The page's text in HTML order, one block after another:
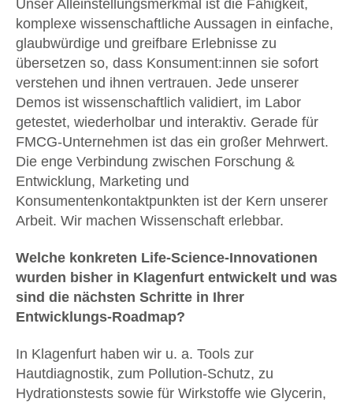
Unser Alleinstellungsmerkmal ist die Fähigkeit,
komplexe wissenschaftliche Aussagen in einfache,
glaubwürdige und greifbare Erlebnisse zu
übersetzen so, dass Konsument:innen sie sofort
verstehen und ihnen vertrauen. Jede unserer
Demos ist wissenschaftlich validiert, im Labor
getestet, wiederholbar und interaktiv. Gerade für
FMCG-Unternehmen ist das ein großer Mehrwert.
Die enge Verbindung zwischen Forschung &
Entwicklung, Marketing und
Konsumentenkontaktpunkten ist der Kern unserer
Arbeit. Wir machen Wissenschaft erlebbar.
Welche konkreten Life-Science-Innovationen
wurden bisher in Klagenfurt entwickelt und was
sind die nächsten Schritte in Ihrer
Entwicklungs-Roadmap?
In Klagenfurt haben wir u. a. Tools zur
Hautdiagnostik, zum Pollution-Schutz, zu
Hydrationstests sowie für Wirkstoffe wie Glycerin,